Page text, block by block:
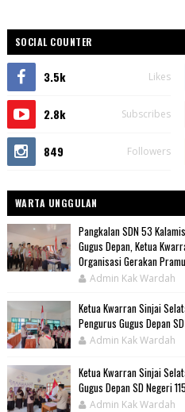
SOCIAL COUNTER
3.5k Likes
2.8k Subscribes
849 Followers
WARTA UNGGULAN
Pangkalan SDN 53
Gugus Depan, Ketua
Organisasi Gerakan
Admin Kak Wardah
Ketua Kwarran Sinjai
Pengurus Gugus Depan
Admin Kak Wardah
Ketua Kwarran Sinjai
Gugus Depan SD Negeri
Admin Kak Wardah